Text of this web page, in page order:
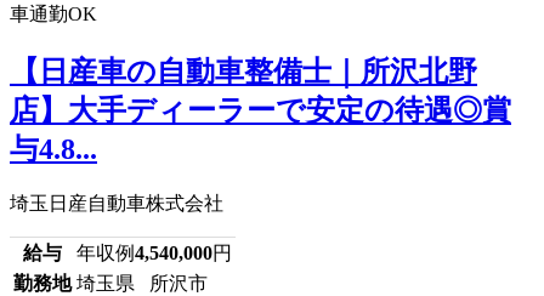
車通勤OK
【日産車の自動車整備士｜所沢北野
店】大手ディーラーで安定の待遇◎賞
与4.8...
埼玉日産自動車株式会社
給与 年収例4,540,000円
勤務地 埼玉県 所沢市